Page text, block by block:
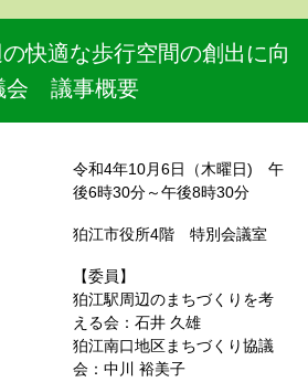
快適な歩行空間の創出に向
会 議事概要
令和4年10月6日（木曜日) 午
後6時30分～午後8時30分
狛江市役所4階 特別会議室
【委員】
狛江駅周辺のまちづくりを考
える会：石井 久雄
狛江南口地区まちづくり協議
会：中川 裕美子